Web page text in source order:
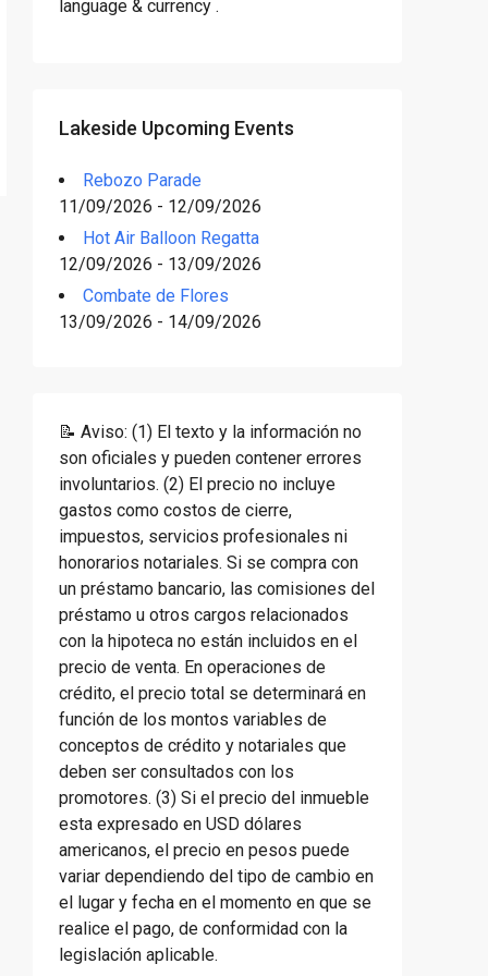
language & currency .
Lakeside Upcoming Events
Rebozo Parade
11/09/2026 - 12/09/2026
Hot Air Balloon Regatta
12/09/2026 - 13/09/2026
Combate de Flores
13/09/2026 - 14/09/2026
📝 Aviso: (1) El texto y la información no
son oficiales y pueden contener errores
involuntarios. (2) El precio no incluye
gastos como costos de cierre,
impuestos, servicios profesionales ni
honorarios notariales. Si se compra con
un préstamo bancario, las comisiones del
préstamo u otros cargos relacionados
con la hipoteca no están incluidos en el
precio de venta. En operaciones de
crédito, el precio total se determinará en
función de los montos variables de
conceptos de crédito y notariales que
deben ser consultados con los
promotores. (3) Si el precio del inmueble
esta expresado en USD dólares
americanos, el precio en pesos puede
variar dependiendo del tipo de cambio en
el lugar y fecha en el momento en que se
realice el pago, de conformidad con la
legislación aplicable.